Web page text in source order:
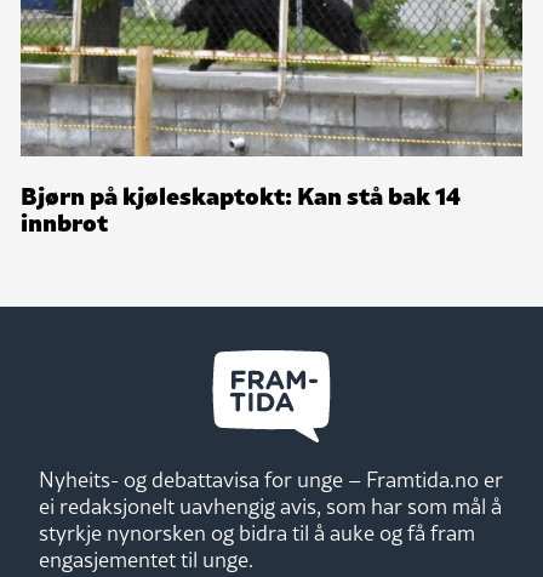
Bjørn på kjøleskaptokt: Kan stå bak 14
innbrot
Nyheits- og debattavisa for unge – Framtida.no er
ei redaksjonelt uavhengig avis, som har som mål å
styrkje nynorsken og bidra til å auke og få fram
engasjementet til unge.